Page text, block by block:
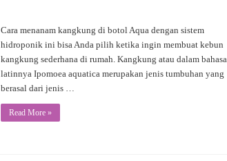
Cara menanam kangkung di botol Aqua dengan sistem
hidroponik ini bisa Anda pilih ketika ingin membuat kebun
kangkung sederhana di rumah. Kangkung atau dalam bahasa
latinnya Ipomoea aquatica merupakan jenis tumbuhan yang
berasal dari jenis …
Read More »